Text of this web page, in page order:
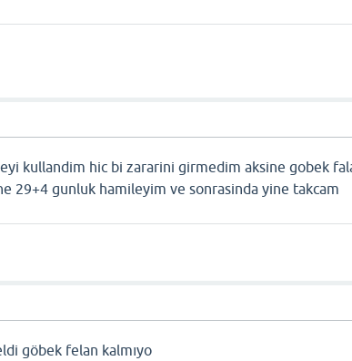
kullandim hic bi zararini girmedim aksine gobek
29+4 gunluk hamileyim ve sonrasinda yine takcam
göbek felan kalmıyo